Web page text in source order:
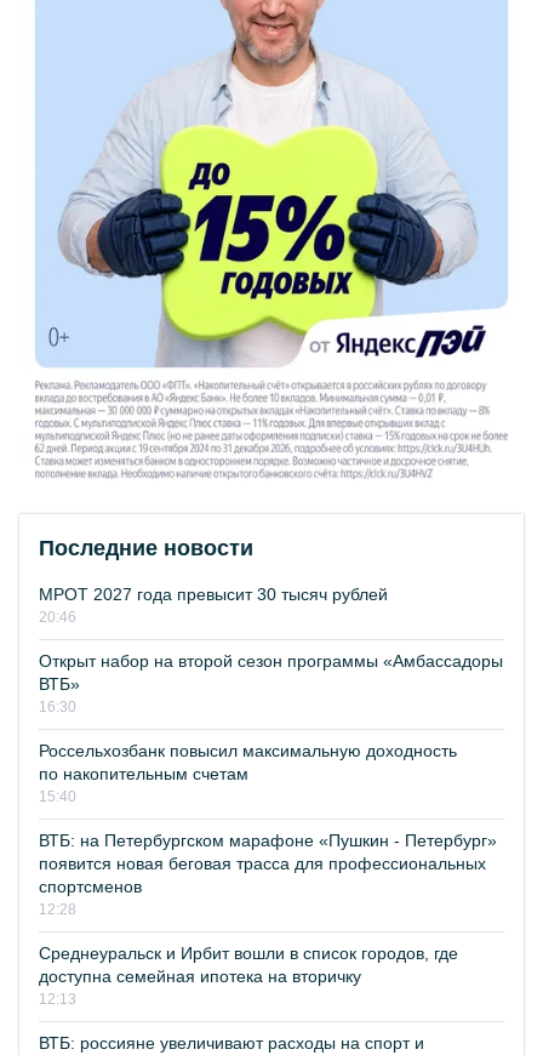
Последние новости
МРОТ 2027 года превысит 30 тысяч рублей
20:46
Открыт набор на второй сезон программы «Амбассадоры
ВТБ»
16:30
Россельхозбанк повысил максимальную доходность
по накопительным счетам
15:40
ВТБ: на Петербургском марафоне «Пушкин - Петербург»
появится новая беговая трасса для профессиональных
спортсменов
12:28
Среднеуральск и Ирбит вошли в список городов, где
доступна семейная ипотека на вторичку
12:13
ВТБ: россияне увеличивают расходы на спорт и